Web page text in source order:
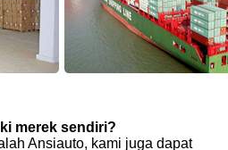
merek sendiri?
Ansiauto, kami juga dapat